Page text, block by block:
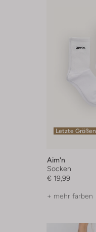
Letzte Größen
Aim'n
Socken
€ 19,99
+ mehr farben